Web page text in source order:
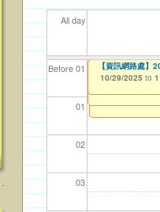
All day
Before 01
01
02
03
【資網處】
整合系統～表單
【財務處】工讀
11/12/2021 to
【財務處】漏打
錄
114
04/
114
02/
114
03/
【學
07/
114
09/
商品
11/
時間異動~【教
09/01/2025 to
銘傳大學教師
Procedures for
【研究發展處
Award (Book/
ja>_<pan應日
10/16/2025 to
Ja>_<pan-應日
10/20/2025 to
Ja(>_<)pan 應
10/28/2025 to
【資訊網路處】
10/29/2025 to